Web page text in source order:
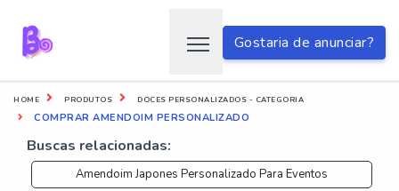
Gostaria de anunciar?
HOME PRODUTOS DOCES PERSONALIZADOS - CATEGORIA
COMPRAR AMENDOIM PERSONALIZADO
Buscas relacionadas:
Amendoim Japones Personalizado Para Eventos